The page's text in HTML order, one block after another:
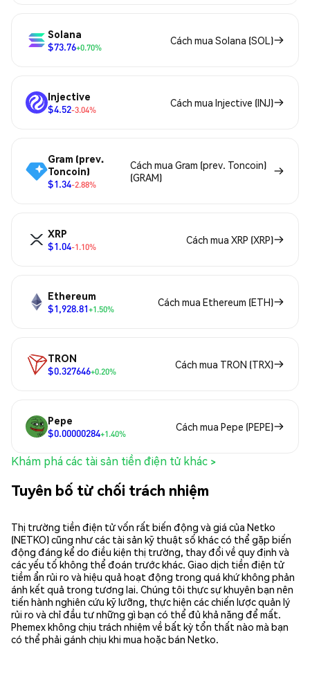
Solana
$73.76+0.70%
Cách mua Solana (SOL)
Injective
$4.52-3.04%
Cách mua Injective (INJ)
Gram (prev.
Toncoin)
$1.34-2.88%
Cách mua Gram (prev. Toncoin)
(GRAM)
XRP
$1.04-1.10%
Cách mua XRP (XRP)
Ethereum
$1,928.81+1.50%
Cách mua Ethereum (ETH)
TRON
$0.327646+0.20%
Cách mua TRON (TRX)
Pepe
$0.00000284+1.40%
Cách mua Pepe (PEPE)
Khám phá các tài sản tiền điện tử khác >
Tuyên bố từ chối trách nhiệm
Thị trường tiền điện tử vốn rất biến động và giá của Netko
(NETKO) cũng như các tài sản kỹ thuật số khác có thể gặp biến
động đáng kể do điều kiện thị trường, thay đổi về quy định và
các yếu tố không thể đoán trước khác. Giao dịch tiền điện tử
tiềm ẩn rủi ro và hiệu quả hoạt động trong quá khứ không phản
ánh kết quả trong tương lai. Chúng tôi thực sự khuyên bạn nên
tiến hành nghiên cứu kỹ lưỡng, thực hiện các chiến lược quản lý
rủi ro và chỉ đầu tư những gì bạn có thể đủ khả năng để mất.
Phemex không chịu trách nhiệm về bất kỳ tổn thất nào mà bạn
có thể phải gánh chịu khi mua hoặc bán Netko.